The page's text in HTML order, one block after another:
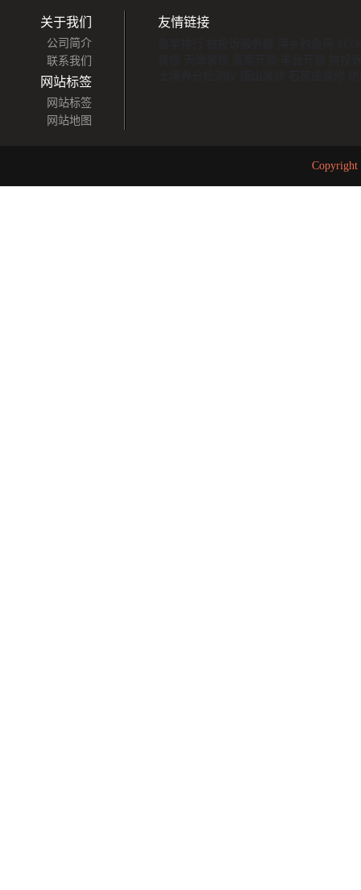
关于我们
公司简介
联系我们
网站标签
网站标签
网站地图
友情链接
Copyright